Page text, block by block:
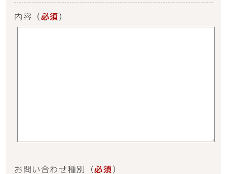
内容 （ 必須 ）
お問い合わせ種別 （必須 ）